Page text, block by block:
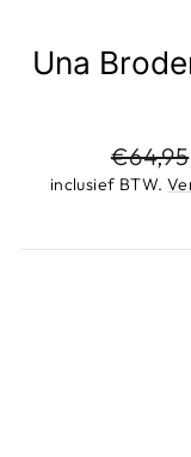
Una
€64,95
inclusief BTW.